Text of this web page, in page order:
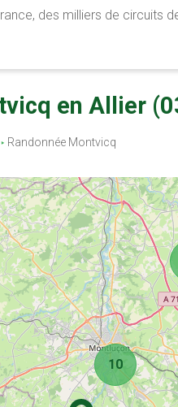
des milliers de circuits
en Allier
Randonnée Montvicq
10